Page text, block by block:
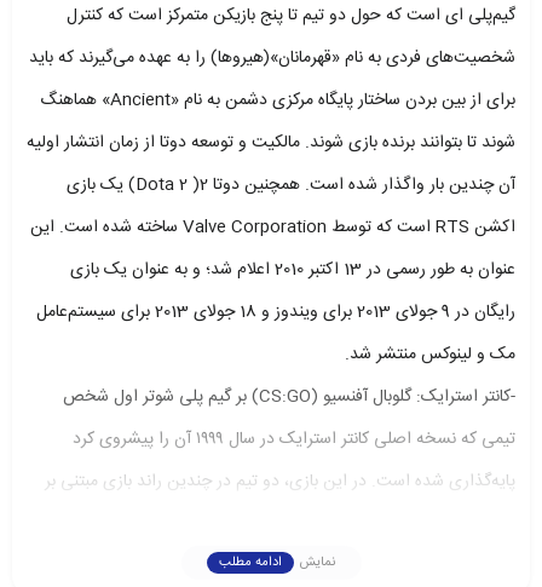
گیم‌پلی ای است که حول دو تیم تا پنج بازیکن متمرکز است که کنترل
شخصیت‌های فردی به نام «قهرمانان»(هیروها) را به عهده می‌گیرند که باید
برای از بین بردن ساختار پایگاه مرکزی دشمن به نام «Ancient» هماهنگ
شوند تا بتوانند برنده بازی شوند. مالکیت و توسعه دوتا از زمان انتشار اولیه
آن چندین بار واگذار شده است. همچنین دوتا 2( Dota 2) یک بازی
اکشن RTS است که توسط Valve Corporation ساخته شده است. این
عنوان به طور رسمی در 13 اکتبر 2010 اعلام شد؛ و به عنوان یک بازی
رایگان در 9 جولای 2013 برای ویندوز و 18 جولای 2013 برای سیستم‌عامل
مک و لینوکس منتشر شد.
-کانتر استرایک: گلوبال آفنسیو (CS:GO) بر گیم پلی شوتر اول شخص
تیمی که نسخه اصلی کانتر استرایک در سال ۱۹۹۹ آن را پیشروی کرد
پایه‌گذاری شده است. در این بازی، دو تیم در چندین راند بازی‌ مبتنی بر
CSGO شامل نقشه‌ها، شخصیت‌ها و اسلحه‌های جدیدی است و
نمایش ادامه مطلب